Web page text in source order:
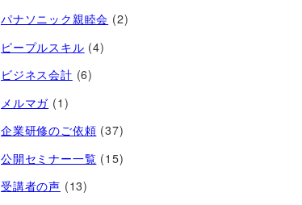
パナソニック親睦会 (2)
ピープルスキル (4)
ビジネス会計 (6)
メルマガ (1)
企業研修のご依頼 (37)
公開セミナー一覧 (15)
受講者の声 (13)